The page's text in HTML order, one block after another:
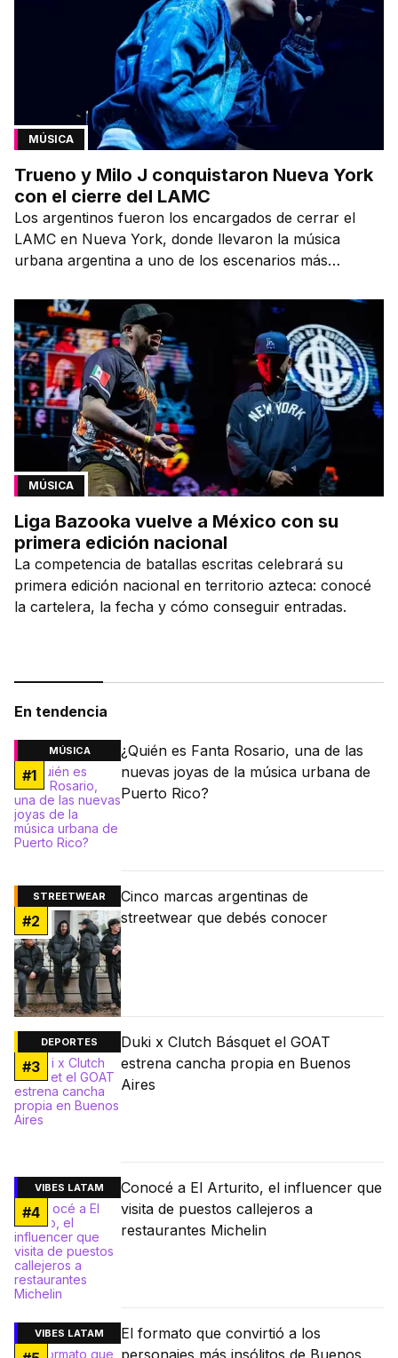
MÚSICA
Trueno y Milo J conquistaron Nueva York
con el cierre del LAMC
Los argentinos fueron los encargados de cerrar el
LAMC en Nueva York, donde llevaron la música
urbana argentina a uno de los escenarios más
MÚSICA
Liga Bazooka vuelve a México con su
primera edición nacional
La competencia de batallas escritas celebrará su
primera edición nacional en territorio azteca: conocé
la cartelera, la fecha y cómo conseguir entradas.
En tendencia
MÚSICA
#1
¿Quién es Fanta Rosario, una de las
nuevas joyas de la música urbana de
Puerto Rico?
STREETWEAR
#2
Cinco marcas argentinas de
streetwear que debés conocer
DEPORTES
#3
Duki x Clutch Básquet el GOAT
estrena cancha propia en Buenos
Aires
VIBES LATAM
#4
Conocé a El Arturito, el influencer que
visita de puestos callejeros a
restaurantes Michelin
VIBES LATAM
El formato que convirtió a los